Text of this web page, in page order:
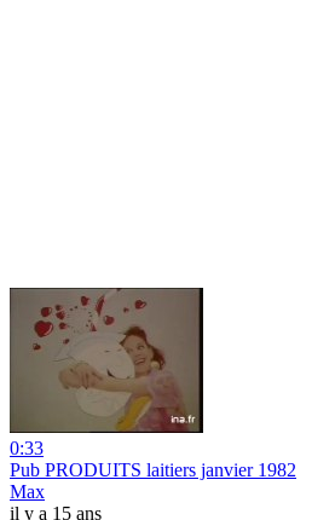
0:33
Pub PRODUITS laitiers janvier 1982
Max
il y a 15 ans